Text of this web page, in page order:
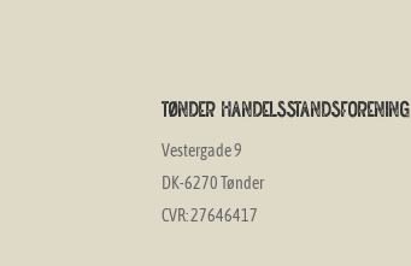
Tønder Handelsstandsforening
Vestergade 9
DK-6270 Tønder
CVR: 27646417